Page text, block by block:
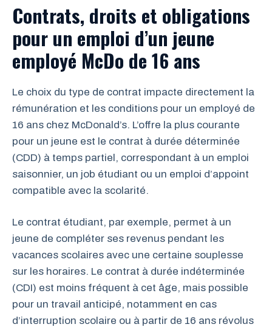
Contrats, droits et obligations
pour un emploi d’un jeune
employé McDo de 16 ans
Le choix du type de contrat impacte directement la
rémunération et les conditions pour un employé de
16 ans chez McDonald’s. L’offre la plus courante
pour un jeune est le contrat à durée déterminée
(CDD) à temps partiel, correspondant à un emploi
saisonnier, un job étudiant ou un emploi d’appoint
compatible avec la scolarité.
Le contrat étudiant, par exemple, permet à un
jeune de compléter ses revenus pendant les
vacances scolaires avec une certaine souplesse
sur les horaires. Le contrat à durée indéterminée
(CDI) est moins fréquent à cet âge, mais possible
pour un travail anticipé, notamment en cas
d’interruption scolaire ou à partir de 16 ans révolus